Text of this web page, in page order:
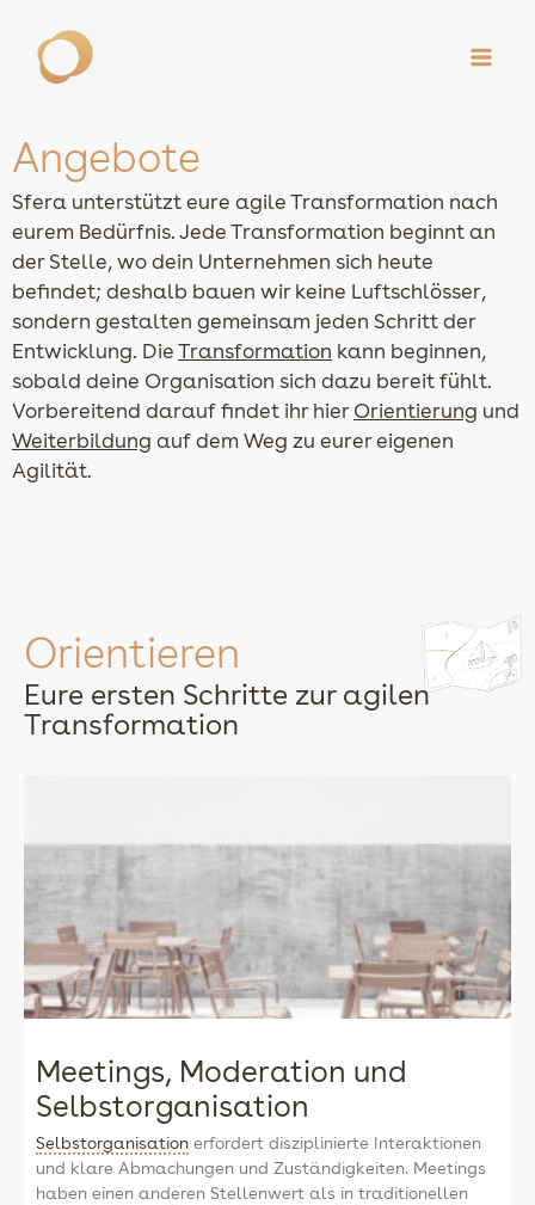
Inhalt
springen
Angebote
Sfera unterstützt eure agile Transformation nach
eurem Bedürfnis. Jede Transformation beginnt an
der Stelle, wo dein Unternehmen sich heute
befindet; deshalb bauen wir keine Luftschlösser,
sondern gestalten gemeinsam jeden Schritt der
Entwicklung. DieTransformation kann beginnen,
sobald deine Organisation sich dazu bereit fühlt.
Vorbereitend darauf findet ihr hierOrientierung und
Weiterbildung auf dem Weg zu eurer eigenen
Agilität.
Orientieren
Eure ersten Schritte zur agilen
Transformation
Meetings, Moderation und
Selbstorganisation
Selbstorganisation erfordert disziplinierte Interaktionen
und klare Abmachungen und Zuständigkeiten. Meetings
haben einen anderen Stellenwert als in traditionellen